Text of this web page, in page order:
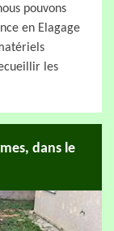
pouvons
en Elagage
les
dans le